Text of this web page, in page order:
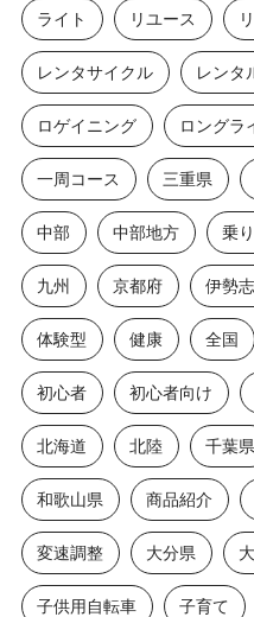
ライト リユース
レンタサイクル レンタ
ロゲイニング ロングラ
一周コース 三重県
中部 中部地方 乗
九州 京都府 伊勢
体験型 健康 全国
初心者 初心者向け
北海道 北陸 千葉県
和歌山県 商品紹介
変速調整 大分県
子供用自転車 子育て